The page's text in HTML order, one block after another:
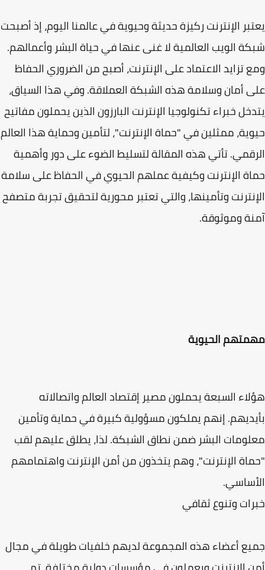
الإنترنت ركيزة حديثة وحيوية في عالمنا اليوم، إذ أصبحت
الويب العالمية لا غنى عنها في حياة البشر وأعمالهم.
تزايد الاعتماد على الإنترنت، أصبح من الضروري الحفاظ
أمان وسلامة هذه الشبكة العملاقة. وفي هذا السياق،
خبراء تكنولوجيا الإنترنت البارزون الذين يحملون مفاتيح
ممثلين في "حماة الإنترنت"، لتأمين وحماية هذا العالم
تأتي هذه المقالة لتسليط الضوء على دور وأهمية
الإنترنت وكيفية عملهم الحيوي في الحفاظ على سلامة
وتأمينها، والتي تعتبر محورية لتحقيق تجربة متصفح
وموثوقة.
الحيوية
السبعة يحملون مصير إقتصاد العالم واتصالاته
إنهم يملكون مسؤولية كبيرة في حماية وتأمين
البشر ضمن نطاق الشبكة. لذا، يطلق عليهم لقب
الإنترنت"، وهم يتخذون من أمن الإنترنت واهتمامهم
وتنوع ثقافي
أعضاء هذه المجموعة لديهم خلفيات طويلة في مجال